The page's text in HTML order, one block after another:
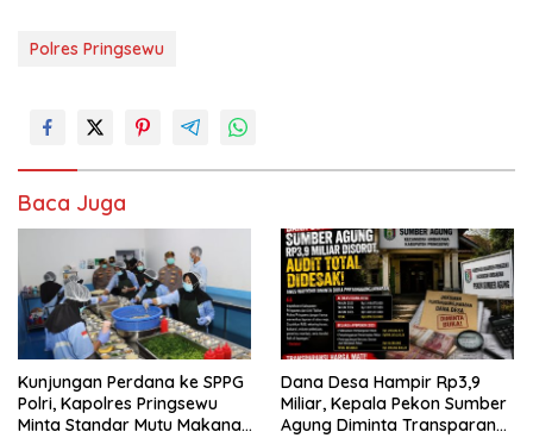
Polres Pringsewu
Baca Juga
Kunjungan Perdana ke SPPG
Polri, Kapolres Pringsewu
Minta Standar Mutu Makanan
Dana Desa Hampir Rp3,9
Miliar, Kepala Pekon Sumber
Agung Diminta Transparan